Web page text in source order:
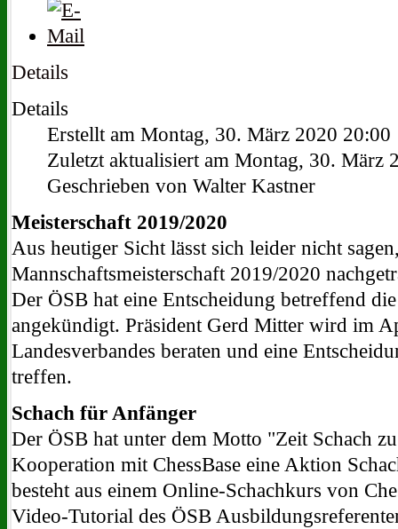
Details
Details
Erstellt am Montag, 30. März 2020 20:00
Zuletzt aktualisiert am Montag, 30. März
Geschrieben von Walter Kastner
Meisterschaft 2019/2020
Aus heutiger Sicht lässt sich leider nicht
Mannschaftsmeisterschaft 2019/2020
Der ÖSB hat eine Entscheidung betreffend
angekündigt. Präsident Gerd Mitter wird im
Landesverbandes beraten und eine
treffen.
Schach für Anfänger
Der ÖSB hat unter dem Motto "Zeit Schach
Kooperation mit ChessBase eine Aktion
besteht aus einem Online-Schachkurs von
Video-Tutorial des ÖSB